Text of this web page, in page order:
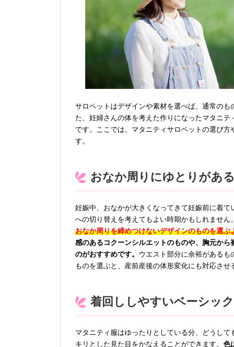
サロペットはデザインや素材を選べば、通常の
た、妊婦さんの体を考えた作りになったマタニ
です。ここでは、マタニティサロペットの選び
す。
おなか周りにゆとりがあ
妊娠中、おなかが大きくなってきて妊娠前に着
への切り替えを考えてもよい時期かもしれません
おなか周りを締めつけないデザインのものを選ぶ
感のあるコクーンシルエットのものや、胸元か
のがおすすめです。 ウエスト部分に余裕がある
ものを選ぶと、産前産後の体形変化にも対応させ
着回ししやすいベーシッ
マタニティ服はゆったりとしている分、どうし
キリとした見た目をかなえることができます。 色